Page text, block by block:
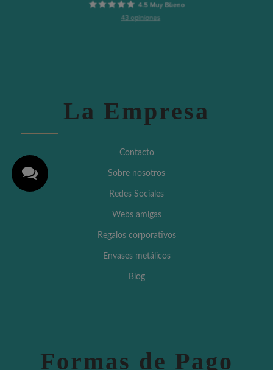
La Empresa
Contacto
Sobre nosotros
Redes Sociales
Webs amigas
Regalos corporativos
Envases metálicos
Blog
Formas de Pago